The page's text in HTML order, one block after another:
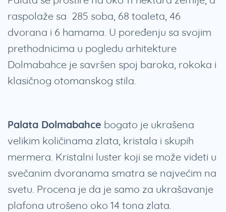
raspolaže sa 285 soba, 68 toaleta, 46
dvorana i 6 hamama. U poređenju sa svojim
prethodnicima u pogledu arhitekture
Dolmabahce je savršen spoj baroka, rokoka i
klasičnog otomanskog stila.
Palata Dolmabahce bogato je ukrašena
velikim količinama zlata, kristala i skupih
mermera. Kristalni luster koji se može videti u
svečanim dvoranama smatra se najvećim na
svetu. Procena je da je samo za ukrašavanje
plafona utrošeno oko 14 tona zlata.